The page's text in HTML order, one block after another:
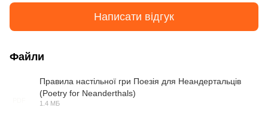
Написати відгук
Файли
Правила настільної гри Поезія для Неандертальців
(Poetry for Neanderthals)
1.4 МБ